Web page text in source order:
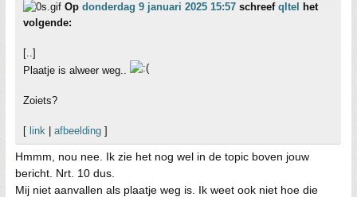
Op donderdag 9 januari 2025 15:57 schreef qltel
het
volgende:
[..]
Plaatje is alweer weg..
Zoiets?
[ link afbeelding ]
Hmmm, nou nee. Ik zie het nog wel in de topic boven jouw
bericht. Nrt. 10 dus.
Mij niet aanvallen als plaatje weg is. Ik weet ook niet hoe die